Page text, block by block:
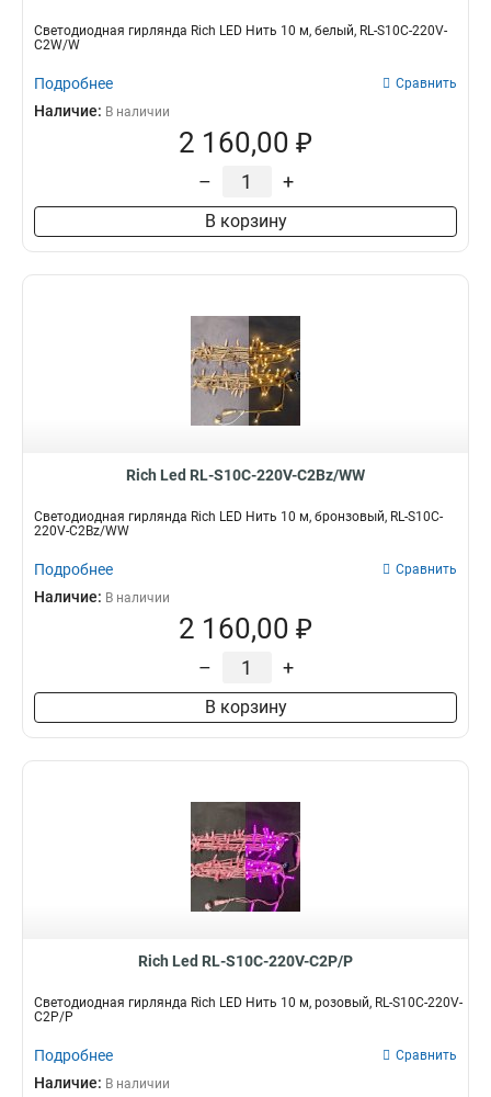
Светодиодная гирлянда Rich LED Нить 10 м, белый, RL-S10C-220V-
C2W/W
Подробнее Сравнить
Наличие: В наличии
2 160,00 ₽
– +
В корзину
Rich Led RL-S10C-220V-C2Bz/WW
Светодиодная гирлянда Rich LED Нить 10 м, бронзовый, RL-S10C-
220V-C2Bz/WW
Подробнее Сравнить
Наличие: В наличии
2 160,00 ₽
– +
В корзину
Rich Led RL-S10C-220V-C2P/P
Светодиодная гирлянда Rich LED Нить 10 м, розовый, RL-S10C-220V-
C2P/P
Подробнее Сравнить
Наличие: В наличии